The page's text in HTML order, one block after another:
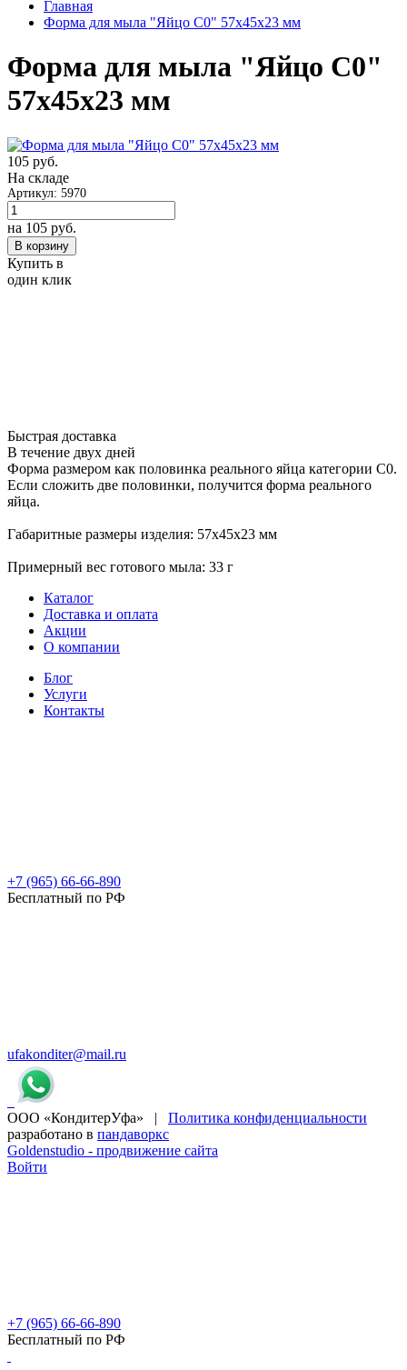
Главная
Форма для мыла "Яйцо С0" 57х45х23 мм
Форма для мыла "Яйцо С0"
57х45х23 мм
105 руб.
На складе
Артикул: 5970
на 105 руб.
В корзину
Купить в
один клик
Быстрая доставка
В течение двух дней
Форма размером как половинка реального яйца категории С0.
Если сложить две половинки, получится форма реального
яйца.
Габаритные размеры изделия: 57х45х23 мм
Примерный вес готового мыла: 33 г
Каталог
Доставка и оплата
Акции
О компании
Блог
Услуги
Контакты
+7 (965) 66-66-890
Бесплатный по РФ
ufakonditer@mail.ru
ООО «КондитерУфа» | Политика конфиденциальности
разработано в пандаворкс
Goldenstudio - продвижение сайта
Войти
+7 (965) 66-66-890
Бесплатный по РФ